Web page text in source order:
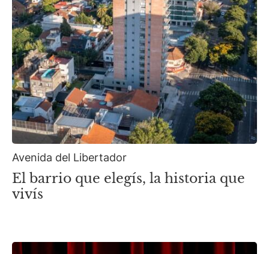
Avenida del Libertador
El barrio que elegís, la historia que
vivís